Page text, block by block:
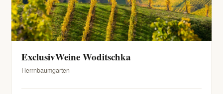
ExclusivWeine Woditschka
Herrnbaumgarten